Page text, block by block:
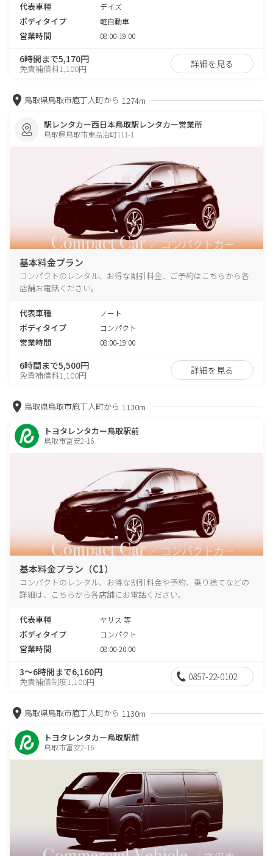
代表車種 デイズ
ボディタイプ 軽自動車
営業時間 08:00-19:00
6時間まで5,170円
免責補償料1,100円 詳細を見る
鳥取県鳥取市庖丁人町から 1274m
駅レンタカー西日本鳥取駅レンタカー営業所
鳥取県鳥取市東品治町111-1
基本料金プラン
コンパクトのレンタル、お得な割引料金、ご予約はこちらから各
店舗お電話ください。
代表車種 ノート
ボディタイプ コンパクト
営業時間 08:00-19:00
6時間まで5,500円
免責補償料1,100円 詳細を見る
鳥取県鳥取市庖丁人町から 1130m
トヨタレンタカー鳥取駅前
鳥取市富安2-16
基本料金プラン（C1）
コンパクトのレンタル、お得な割引料金や予約、乗り捨てなどの
詳細は、こちらから各店舗にお電話ください。
代表車種 ヤリス 等
ボディタイプ コンパクト
営業時間 08:00-20:00
3～6時間まで6,160円
免責補償制度1,100円 0857-22-0102
鳥取県鳥取市庖丁人町から 1130m
トヨタレンタカー鳥取駅前
鳥取市富安2-16